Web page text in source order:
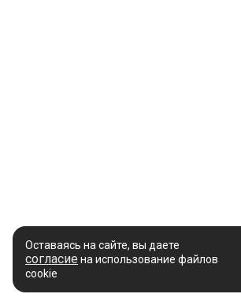
Оставаясь на сайте, вы даете
согласие на использование файлов
cookie